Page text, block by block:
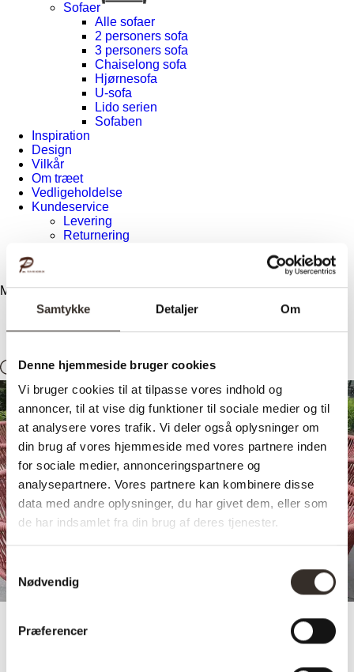
Samtykke Detaljer Om
Denne hjemmeside bruger cookies
Vi bruger cookies til at tilpasse vores indhold og
annoncer, til at vise dig funktioner til sociale medier og til
at analysere vores trafik. Vi deler også oplysninger om
din brug af vores hjemmeside med vores partnere inden
for sociale medier, annonceringspartnere og
analysepartnere. Vores partnere kan kombinere disse
data med andre oplysninger, du har givet dem, eller som
de har indsamlet fra din brug af deres tjenester.
Samtykkevalg
Nødvendig
Præferencer
Sofaer
Alle sofaer
2 personers sofa
3 personers sofa
Chaiselong sofa
Hjørnesofa
U-sofa
Lido serien
Sofaben
Inspiration
Design
Vilkår
Om træet
Vedligeholdelse
Kundeservice
Levering
Returnering
Menu
Søg Konto
Udendørs ben -
Galvaniseret ben
Galvaniseret ben kan bruges til dit havebord og bænke
uden du skal bekymre dig om rust. Benene giver dit bord
eller din bænk et nutidigt design samt et råt look i form af
den metalliske farve.
Design dit bord
Vælg sortering